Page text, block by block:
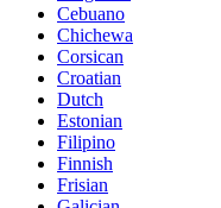
Cebuano
Chichewa
Corsican
Croatian
Dutch
Estonian
Filipino
Finnish
Frisian